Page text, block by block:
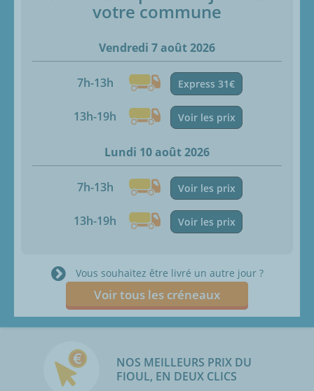
votre commune
Vendredi 7 août 2026
7h-13h Express 31€
13h-19h Voir les prix
Lundi 10 août 2026
7h-13h Voir les prix
13h-19h Voir les prix
Vous souhaitez être livré un autre jour ?
Voir tous les créneaux
NOS MEILLEURS PRIX DU
FIOUL, EN DEUX CLICS